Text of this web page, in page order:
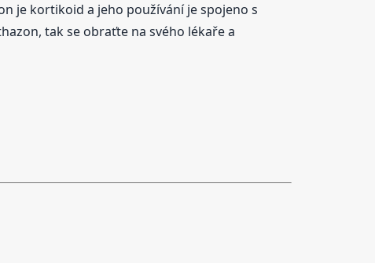
je kortikoid a jeho používání je spojeno s
tak se obraťte na svého lékaře a